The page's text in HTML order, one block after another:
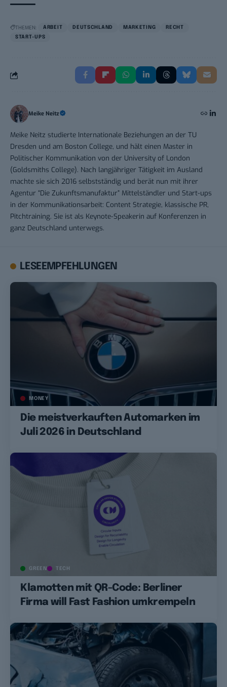
THEMEN: ARBEIT DEUTSCHLAND MARKETING
RECHT
START-UPS
Meike Neitz
Meike Neitz studierte Internationale Beziehungen an der TU
Dresden und am Boston College, und hält einen Master in
Politischer Kommunikation von der University of London
(Goldsmiths College). Nach langjähriger Tätigkeit im Ausland
machte sie sich 2016 selbstständig und berät nun mit ihrer
Agentur “Die Zukunftsmanufaktur” Mittelständler und Start-ups
in der Kommunikationsarbeit: Content Strategie, klassische PR,
Pitchtraining. Sie ist als Keynote-Speakerin auf Konferenzen in
ganz Deutschland unterwegs.
LESEEMPFEHLUNGEN
MONEY
Die meistverkauften Automarken im
Juli 2026 in Deutschland
GREEN TECH
Klamotten mit QR-Code: Berliner
Firma will Fast Fashion umkrempeln